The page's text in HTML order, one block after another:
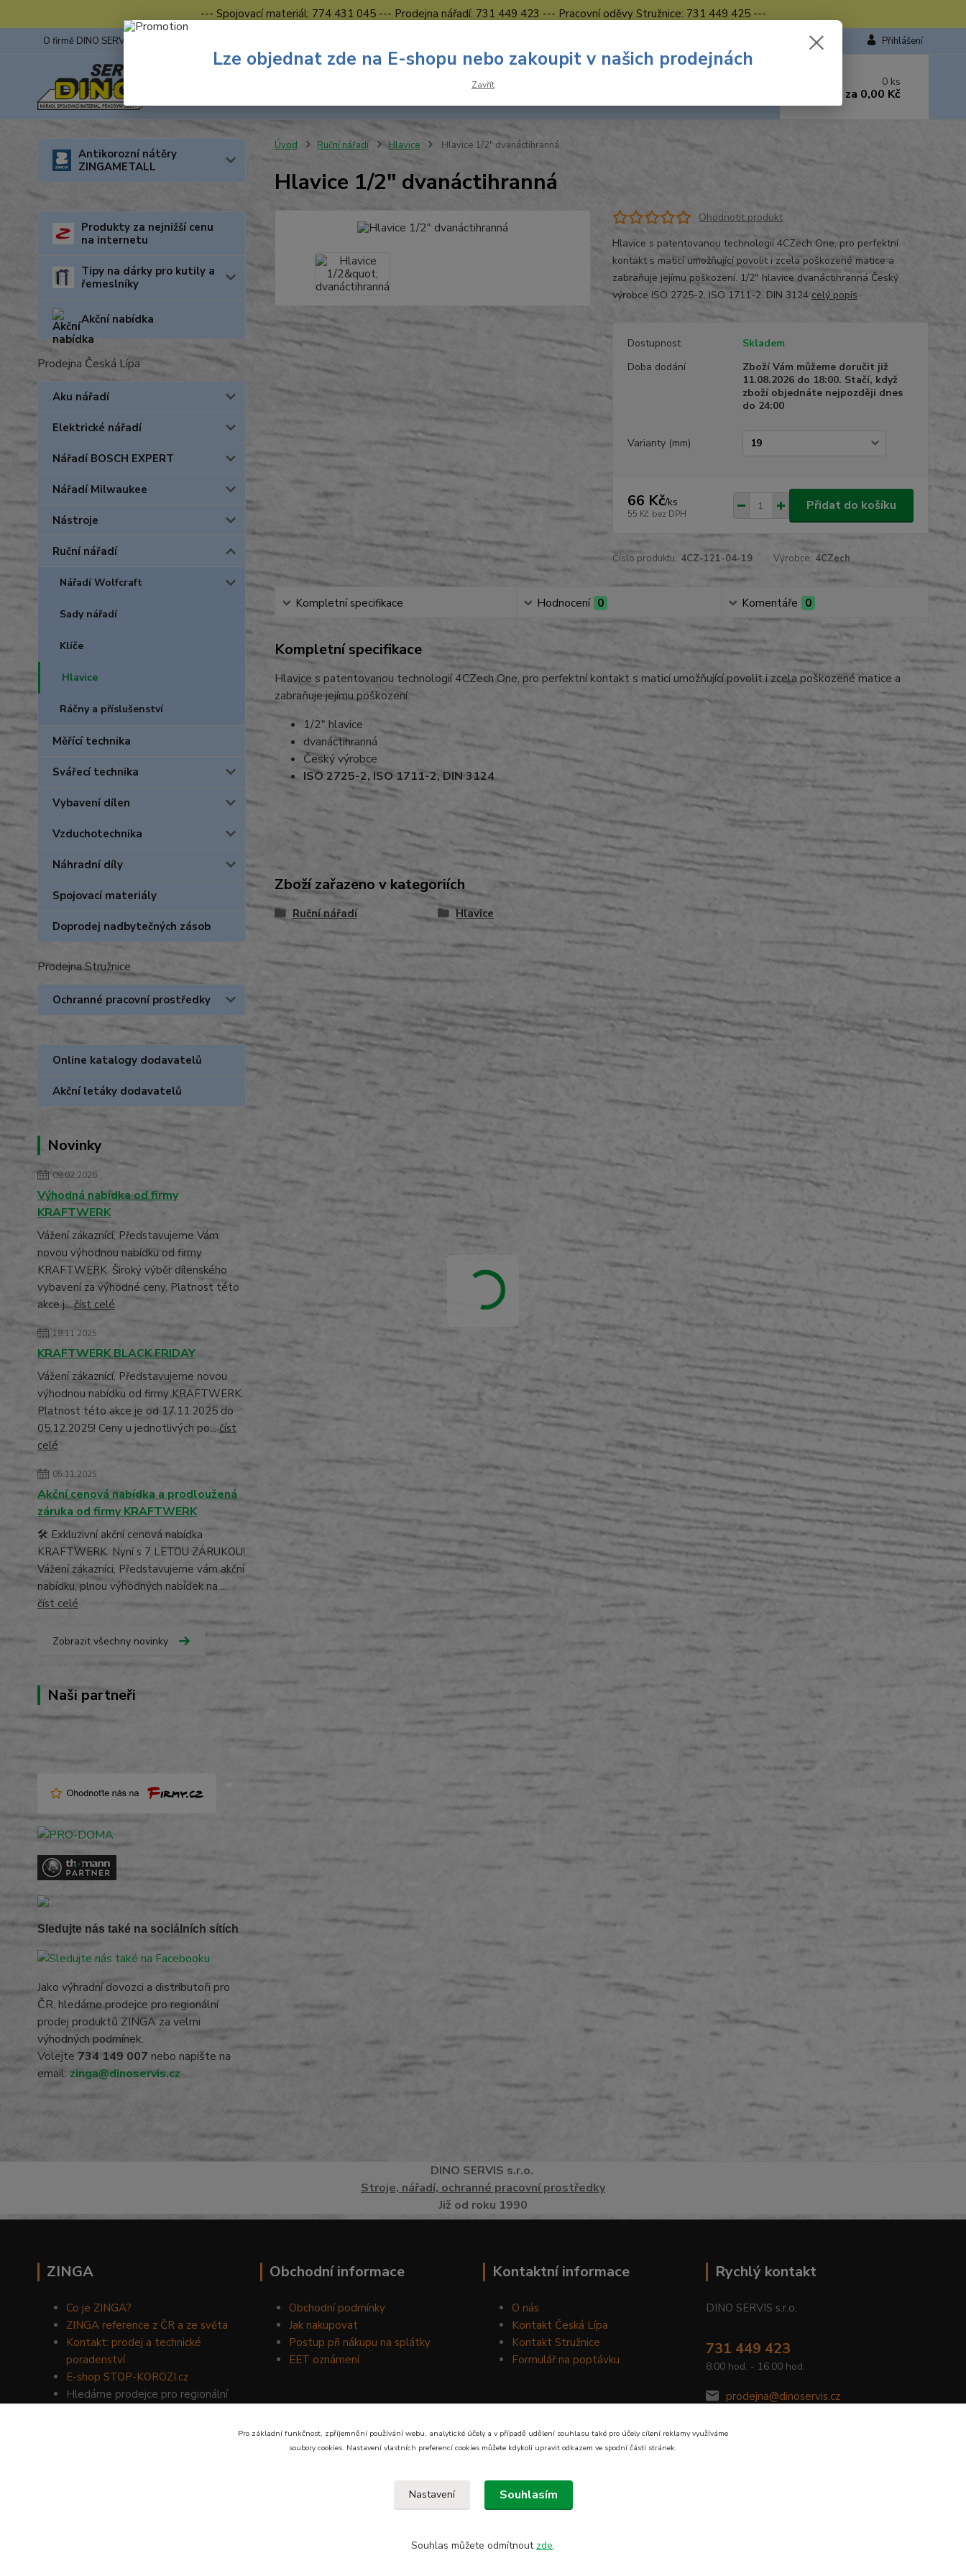
--- Spojovací materiál: 774 431 045 --- Prodejna nářadí: 731 449 423 --- Pracovní oděvy Stružnice: 731 449 425 ---
O firmě DINO SERVIS s.r.o. Přihlášení
Hledat
Nevíte si rady? Zavolejte.
0 ks
za 0,00 Kč
Antikorozní nátěry
ZINGAMETALL
Produkty za nejnižší cenu
na internetu
Tipy na dárky pro kutily a
řemeslníky
Akční nabídka
Prodejna Česká Lípa
Aku nářadí
Elektrické nářadí
Nářadí BOSCH EXPERT
Nářadí Milwaukee
Nástroje
Ruční nářadí
Nářadí Wolfcraft
Sady nářadí
Klíče
Hlavice
Ráčny a příslušenství
Měřící technika
Svářecí technika
Vybavení dílen
Vzduchotechnika
Náhradní díly
Spojovací materiály
Doprodej nadbytečných zásob
Prodejna Stružnice
Ochranné pracovní prostředky
Online katalogy dodavatelů
Akční letáky dodavatelů
Novinky
09.02.2026
Výhodná nabídka od firmy
KRAFTWERK
Vážení zákaznící, Představujeme Vám
novou výhodnou nabídku od firmy
KRAFTWERK. Široký výběr dílenského
vybavení za výhodné ceny. Platnost této
akce j...číst celé
19.11.2025
KRAFTWERK BLACK FRIDAY
Vážení zákaznící, Představujeme novou
výhodnou nabídku od firmy KRAFTWERK.
Platnost této akce je od 17.11.2025 do
05.12.2025! Ceny u jednotlivých po...číst
celé
05.11.2025
Akční cenová nabídka a prodloužená
záruka od firmy KRAFTWERK
🛠️ Exkluzivní akční cenová nabídka
KRAFTWERK: Nyní s 7 LETOU ZÁRUKOU!
Vážení zákazníci, Představujeme vám akční
nabídku, plnou výhodných nabídek na ...
číst celé
Zobrazit všechny novinky
Naši partneři
Sledujte nás také na sociálních sítích
Jako výhradní dovozci a distributoři pro
ČR, hledáme prodejce pro regionální
prodej produktů ZINGA za velmi
výhodných podmínek.
Volejte 734 149 007 nebo napište na
email: zinga@dinoservis.cz
Úvod Ruční nářadí Hlavice Hlavice 1/2" dvanáctihranná
Hlavice 1/2" dvanáctihranná
Ohodnotit produkt
Hlavice s patentovanou technologií 4CZech One, pro perfektní
kontakt s maticí umožňující povolit i zcela poškozené matice a
zabraňuje jejímu poškození. 1/2" hlavice dvanáctihranná Český
výrobce ISO 2725-2, ISO 1711-2, DIN 3124 celý popis
Dostupnost
Skladem
Doba dodání
Zboží Vám můžeme doručit již
11.08.2026 do 18:00. Stačí, když
zboží objednáte nejpozději dnes
do 24:00
Varianty (mm)
66 Kč/ks
55 Kč bez DPH
Přidat do košíku
Číslo produktu: 4CZ-121-04-19 Výrobce: 4CZech
Kompletní specifikace Hodnocení 0 Komentáře 0
Kompletní specifikace
Hlavice s patentovanou technologií 4CZech One, pro perfektní kontakt s maticí umožňující povolit i zcela poškozené matice a
zabraňuje jejímu poškození.
1/2" hlavice
dvanáctihranná
Český výrobce
ISO 2725-2, ISO 1711-2, DIN 3124
Zboží zařazeno v kategoriích
Ruční nářadí Hlavice
DINO SERVIS s.r.o.
Stroje, nářadí, ochranné pracovní prostředky
Již od roku 1990
ZINGA
Co je ZINGA?
ZINGA reference z ČR a ze světa
Kontakt: prodej a technické
poradenství
E-shop STOP-KOROZI.cz
Hledáme prodejce pro regionální
Obchodní informace
Obchodní podmínky
Jak nakupovat
Postup při nákupu na splátky
EET oznámení
Kontaktní informace
O nás
Kontakt Česká Lípa
Kontakt Stružnice
Formulář na poptávku
Rychlý kontakt
DINO SERVIS s.r.o.
731 449 423
8.00 hod. - 16.00 hod.
prodejna@dinoservis.cz
Lze objednat zde na E-shopu nebo zakoupit v našich prodejnách
Zavřít
Pro základní funkčnost, zpříjemnění používání webu, analytické účely a v případě udělení souhlasu také pro účely cílení reklamy využíváme
soubory cookies. Nastavení vlastních preferencí cookies můžete kdykoli upravit odkazem ve spodní části stránek.
Nastavení Souhlasím
Souhlas můžete odmítnout zde.